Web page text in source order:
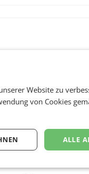
Website zu
von Cookies
ALLE